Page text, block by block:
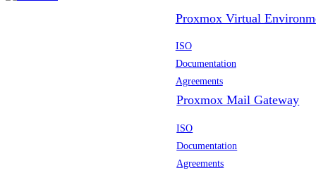
Proxmox Virtual
ISO
Documentation
Agreements
Proxmox Mail Gateway
ISO
Documentation
Agreements